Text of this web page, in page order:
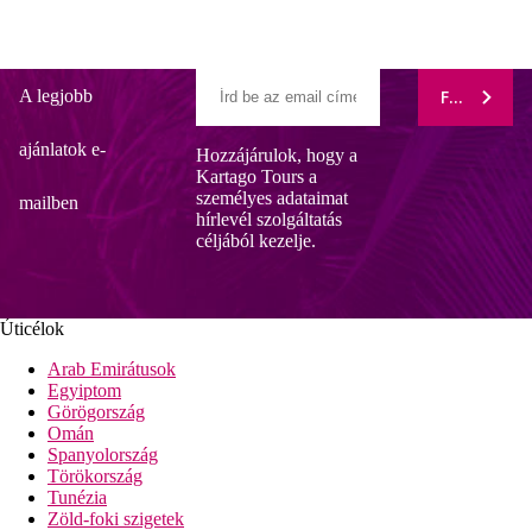
A legjobb
ajánlatok e-
mailben
Hozzájárulok, hogy a
Kartago Tours a
személyes adataimat
hírlevél szolgáltatás
céljából kezelje.
Úticélok
Arab Emirátusok
Egyiptom
Görögország
Omán
Spanyolország
Törökország
Tunézia
Zöld-foki szigetek